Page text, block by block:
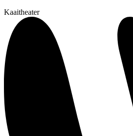
Kaaitheater